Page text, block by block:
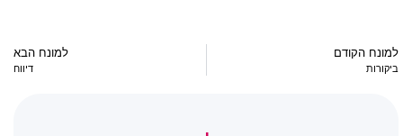
למונח הקודם
ביקורות
למונח הבא
דיווח